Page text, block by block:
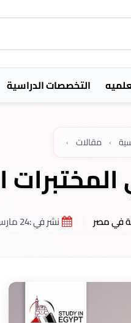
التخصصات الدراسية
› مقالات ›
في مصر نشر في :24 مارس 2026